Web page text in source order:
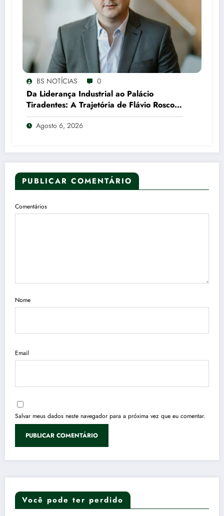
BS NOTÍCIAS 0
Da Liderança Industrial ao Palácio
Tiradentes: A Trajetória de Flávio Roscoe
e o Xadrez do Vice no PL
Agosto 6, 2026
PUBLICAR COMENTÁRIO
Comentários
Nome
Email
Salvar meus dados neste navegador para a próxima vez que eu comentar.
Você pode ter perdido